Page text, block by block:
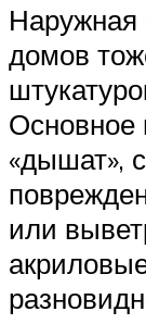
Наружная
домов
Основное
«дышат»,
или